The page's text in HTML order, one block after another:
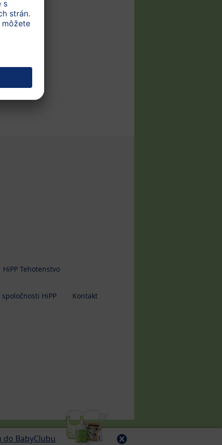
HiPP Tehotenstvo
spoločnosti HiPP Kontakt
BabyClubu